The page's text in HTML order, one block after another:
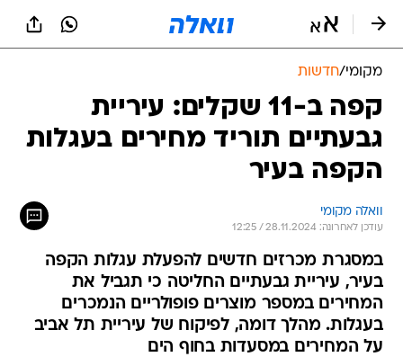
מקומי/חדשות
קפה ב-11 שקלים: עיריית
גבעתיים תוריד מחירים בעגלות
הקפה בעיר
וואלה מקומי
עודכן לאחרונה: 28.11.2024 / 12:25
במסגרת מכרזים חדשים להפעלת עגלות הקפה
בעיר, עיריית גבעתיים החליטה כי תגביל את
המחירים במספר מוצרים פופולריים הנמכרים
בעגלות. מהלך דומה, לפיקוח של עיריית תל אביב
על המחירים במסעדות בחוף הים